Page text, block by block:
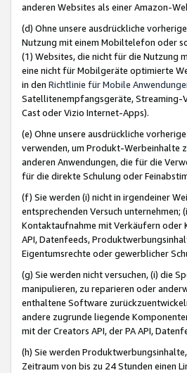
anderen Websites als einer Amazon-
(d) Ohne unsere ausdrückliche
Nutzung mit einem Mobiltelefon oder
(1) Websites, die nicht für die Nutzung
eine nicht für Mobilgeräte optimierte
in den Richtlinie für Mobile
Satellitenempfangsgeräte, Streaming-
Cast oder Vizio Internet-Apps).
(e) Ohne unsere ausdrückliche
verwenden, um Produkt-Werbeinhalte
anderen Anwendungen, die für die
für die direkte Schulung oder
(f) Sie werden (i) nicht in irgendeiner
entsprechenden Versuch
Kontaktaufnahme mit Verkäufern oder
API, Datenfeeds,
Eigentumsrechte oder gewerblicher
(g) Sie werden nicht versuchen, (i) die
manipulieren, zu reparieren oder
enthaltene Software
andere zugrunde liegende
mit der Creators API, der PA API,
(h) Sie werden
Zeitraum von bis zu 24 Stunden einen